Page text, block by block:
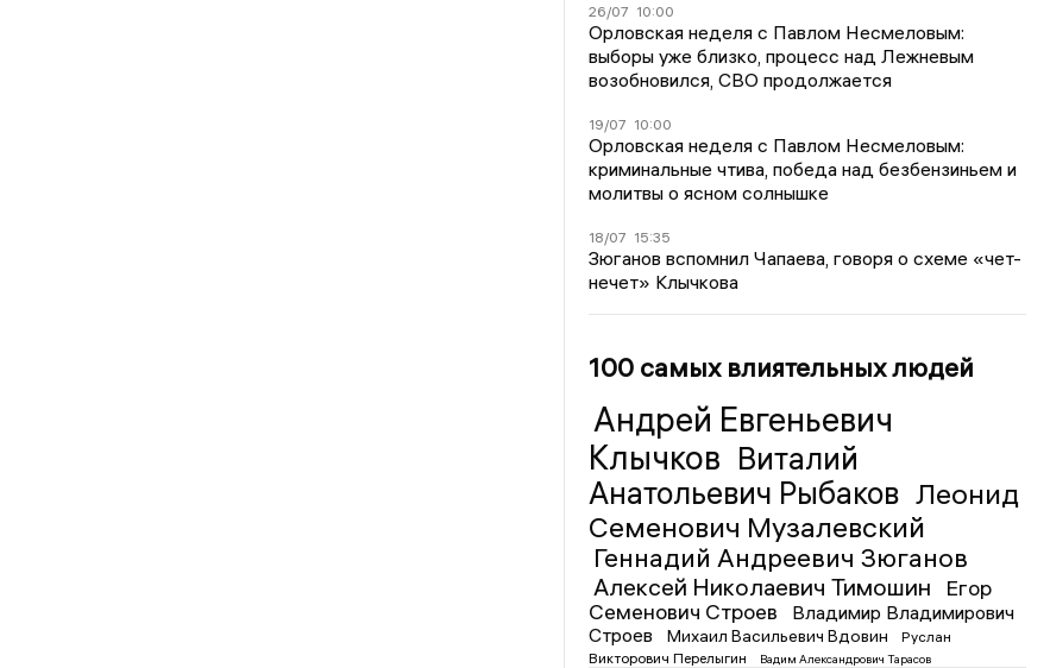
26/07 10:00
Орловская неделя с Павлом Несмеловым:
выборы уже близко, процесс над Лежневым
возобновился, СВО продолжается
19/07 10:00
Орловская неделя с Павлом Несмеловым:
криминальные чтива, победа над безбензиньем и
молитвы о ясном солнышке
18/07 15:35
Зюганов вспомнил Чапаева, говоря о схеме «чет-
нечет» Клычкова
100 самых влиятельных людей
Андрей Евгеньевич
Клычков Виталий
Анатольевич Рыбаков Леонид
Семенович Музалевский
Геннадий Андреевич Зюганов
Алексей Николаевич Тимошин
Егор
Семенович Строев
Владимир Владимирович
Строев
Михаил Васильевич Вдовин
Руслан
Викторович Перелыгин
Вадим Александрович Тарасов